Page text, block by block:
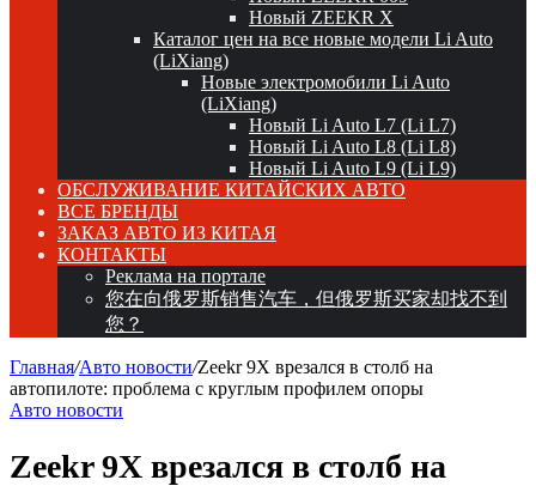
Новый ZEEKR X
Каталог цен на все новые модели Li Auto
(LiXiang)
Новые электромобили Li Auto
(LiXiang)
Новый Li Auto L7 (Li L7)
Новый Li Auto L8 (Li L8)
Новый Li Auto L9 (Li L9)
ОБСЛУЖИВАНИЕ КИТАЙСКИХ АВТО
ВСЕ БРЕНДЫ
ЗАКАЗ АВТО ИЗ КИТАЯ
КОНТАКТЫ
Реклама на портале
您在向俄罗斯销售汽车，但俄罗斯买家却找不到
您？
Главная/Авто новости/Zeekr 9X врезался в столб на
автопилоте: проблема с круглым профилем опоры
Авто новости
Zeekr 9X врезался в столб на